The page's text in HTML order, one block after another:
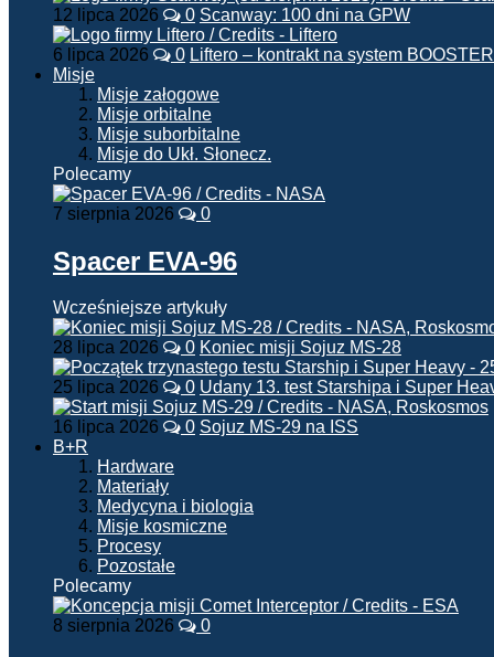
12 lipca 2026 0 Scanway: 100 dni na GPW
6 lipca 2026 0 Liftero – kontrakt na system BOOSTER
Misje
Misje załogowe
Misje orbitalne
Misje suborbitalne
Misje do Ukł. Słonecz.
Polecamy
7 sierpnia 2026 0
Spacer EVA-96
Wcześniejsze artykuły
28 lipca 2026 0 Koniec misji Sojuz MS-28
25 lipca 2026 0 Udany 13. test Starshipa i Super
16 lipca 2026 0 Sojuz MS-29 na ISS
B+R
Hardware
Materiały
Medycyna i biologia
Misje kosmiczne
Procesy
Pozostałe
Polecamy
8 sierpnia 2026 0